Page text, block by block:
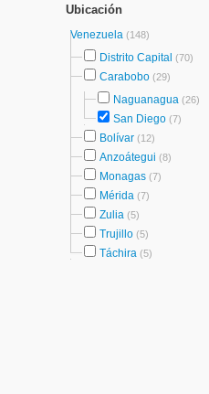
Ubicación
Venezuela (148)
Distrito Capital (70)
Carabobo (29)
Naguanagua (26)
San Diego (7)
Bolívar (12)
Anzoátegui (8)
Monagas (7)
Mérida (7)
Zulia (5)
Trujillo (5)
Táchira (5)